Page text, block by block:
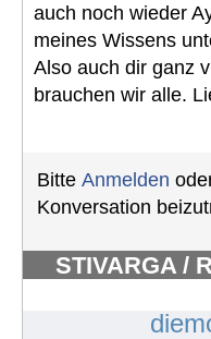
auch noch wieder
meines Wissens
Also auch dir ganz
brauchen wir alle.
Bitte Anmelden
Konversation
STIVARGA /